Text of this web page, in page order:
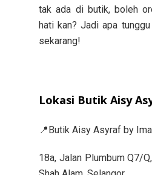
tak ada di butik, boleh
hati kan?Jadi apa
sekarang!
Lokasi Butik Aisy
📍Butik Aisy Asyraf by
18a, Jalan Plumbum Q7/